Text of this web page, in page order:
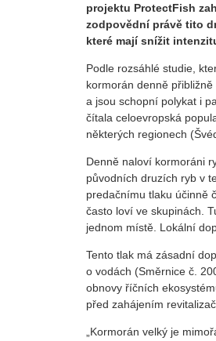
projektu ProtectFish
zodpovědní právě tito
které mají snížit
Podle rozsáhlé studie,
kormorán denně
a jsou schopní polykat i
čítala celoevropská
některých regionech
Denně naloví kormoráni
původních druzích ryb v
predačnímu tlaku účinně
často loví ve skupinách.
jednom místě. Lokální
Tento tlak má zásadní
o vodách (Směrnice č.
obnovy říčních
před zahájením
„Kormorán velký je